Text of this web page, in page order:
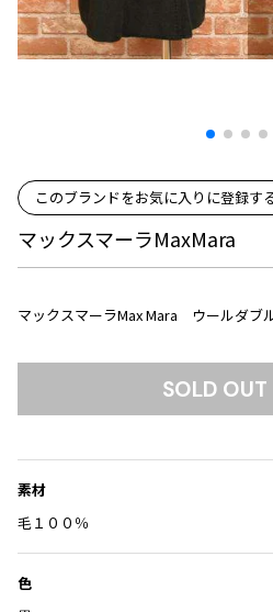
ジャンポールゴルチエ
ヴィヴィアンウエストウッド
レディース
トップス
アウター
アウター
COMME des GARCONS
コムデギャルソンシャツ
robe de chambre COMME
トリコ コムデギャルソン
JUNYA WATANABE
GANRYU
JUNYA WATANABE
ジュンヤワタナベマン
Yohji Yamamoto
ボトムス
ハーフパンツ・キュロット
サルエルパンツ
アウター
ジャケット
コート
ブルゾン
スーツ
ボトムス
サルエルパンツ
ハーフパンツ
アウター
スーツ
ジャケット
ブルゾン
コート
ボトムス
アウター
2026.07.29
2026.07.23
このブランドをお気に入りに登録す
マックスマーラMaxMara
マックスマーラMax Mara ウールダブ
SOLD OUT
素材
毛１００％
色